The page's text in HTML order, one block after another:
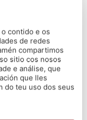
un cuarto
non
puntuación.
serán valoradas
das preguntas
de preguntas
e contido dos
contido e os
de redes
compartimos
sitio cos nosos
e análise, que
que lles
do teu uso dos seus